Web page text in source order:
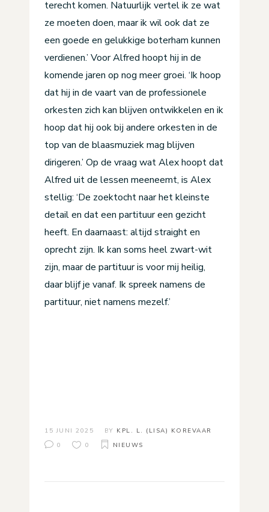
terecht komen. Natuurlijk vertel ik ze wat
ze moeten doen, maar ik wil ook dat ze
een goede en gelukkige boterham kunnen
verdienen.’ Voor Alfred hoopt hij in de
komende jaren op nog meer groei. ‘Ik hoop
dat hij in de vaart van de professionele
orkesten zich kan blijven ontwikkelen en ik
hoop dat hij ook bij andere orkesten in de
top van de blaasmuziek mag blijven
dirigeren.’ Op de vraag wat Alex hoopt dat
Alfred uit de lessen meeneemt, is Alex
stellig: ‘De zoektocht naar het kleinste
detail en dat een partituur een gezicht
heeft. En daarnaast: altijd straight en
oprecht zijn. Ik kan soms heel zwart-wit
zijn, maar de partituur is voor mij heilig,
daar blijf je vanaf. Ik spreek namens de
partituur, niet namens mezelf.’
15 JUNI 2025 BY KPL. L. (LISA) KOREVAAR
0
0 NIEUWS